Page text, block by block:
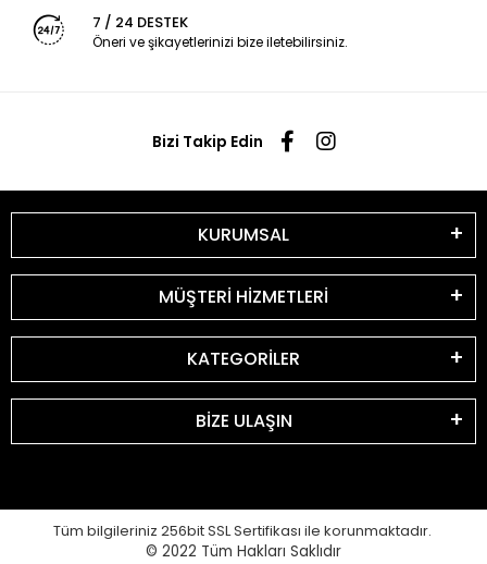
7 / 24 DESTEK
Öneri ve şikayetlerinizi bize iletebilirsiniz.
Bizi Takip Edin
KURUMSAL
MÜŞTERİ HİZMETLERİ
KATEGORİLER
BİZE ULAŞIN
Tüm bilgileriniz 256bit SSL Sertifikası ile korunmaktadır.
© 2022 Tüm Hakları Saklıdır